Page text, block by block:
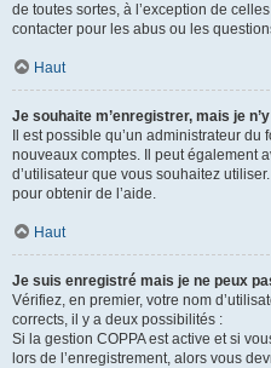
de toutes sortes, à l’exception de
contacter pour les abus ou les
Haut
Je souhaite m’enregistrer, mais je
Il est possible qu’un administrateur
nouveaux comptes. Il peut également
d’utilisateur que vous souhaitez
pour obtenir de l’aide.
Haut
Je suis enregistré mais je ne peux
Vérifiez, en premier, votre nom
corrects, il y a deux possibilités :
Si la gestion COPPA est active et si
lors de l’enregistrement, alors vous